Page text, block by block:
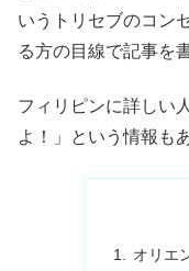
いうトリセブのコン
る方の目線で記事を
フィリピンに詳しい
よ！」という情報も
オリエ